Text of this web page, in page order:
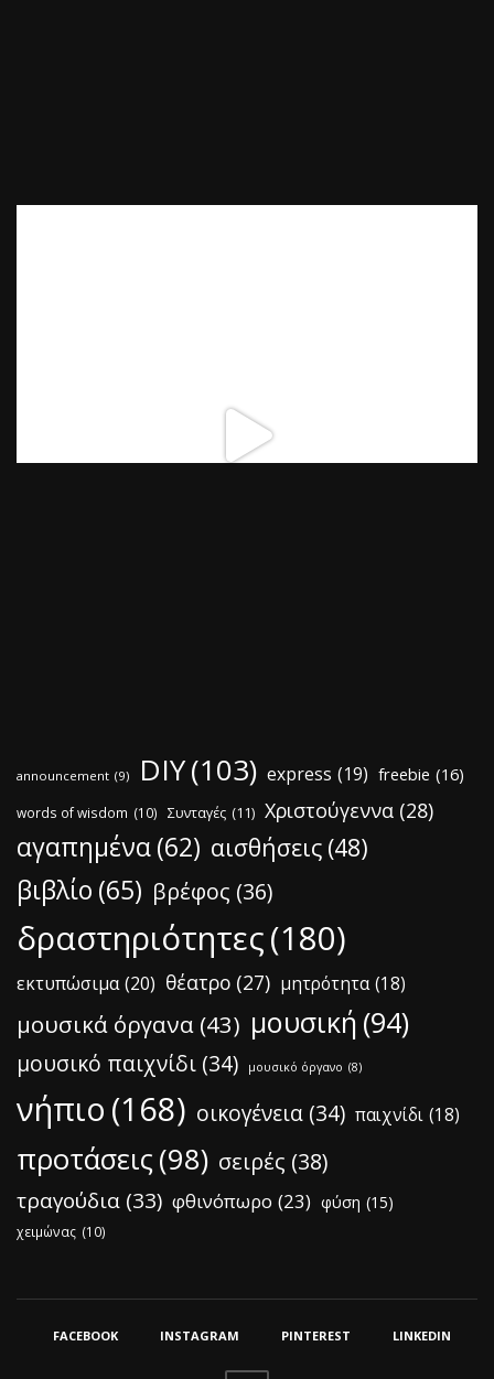
announcement (9) DIY(103) express (19) freebie (16)
words of wisdom (10) Συνταγές (11) Χριστούγεννα (28)
αγαπημένα(62) αισθήσεις (48)
βιβλίο (65) βρέφος (36)
δραστηριότητες(180)
εκτυπώσιμα (20) θέατρο (27) μητρότητα (18)
μουσικά όργανα (43) μουσική (94)
μουσικό παιχνίδι (34) μουσικό όργανο (8)
νήπιο (168) οικογένεια (34) παιχνίδι (18)
προτάσεις (98) σειρές (38)
τραγούδια (33) φθινόπωρο (23) φύση (15)
χειμώνας (10)
FACEBOOK INSTAGRAM PINTEREST LINKEDIN